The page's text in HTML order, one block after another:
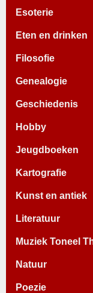
Esoterie
Eten en drinken
Filosofie
Genealogie
Geschiedenis
Hobby
Jeugdboeken
Kartografie
Kunst en antiek
Literatuur
Muziek Toneel
Natuur
Poezie